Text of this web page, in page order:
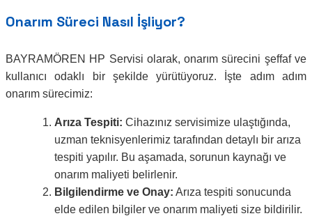
Onarım Süreci Nasıl İşliyor?
BAYRAMÖREN HP Servisi olarak, onarım sürecini şeffaf ve
kullanıcı odaklı bir şekilde yürütüyoruz. İşte adım adım
onarım sürecimiz:
Arıza Tespiti: Cihazınız servisimize ulaştığında,
uzman teknisyenlerimiz tarafından detaylı bir arıza
tespiti yapılır. Bu aşamada, sorunun kaynağı ve
onarım maliyeti belirlenir.
Bilgilendirme ve Onay: Arıza tespiti sonucunda
elde edilen bilgiler ve onarım maliyeti size bildirilir.